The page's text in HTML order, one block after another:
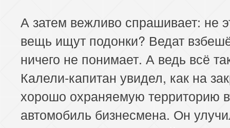
198 серия 199 серия
201 серия
202 серия 203 серия
205 серия
206 серия 207 серия
А затем вежливо спрашивает: не
вещь ищут подонки? Ведат
ничего не понимает. А ведь всё
Калели-капитан увидел, как на
хорошо охраняемую территорию
автомобиль бизнесмена. Он